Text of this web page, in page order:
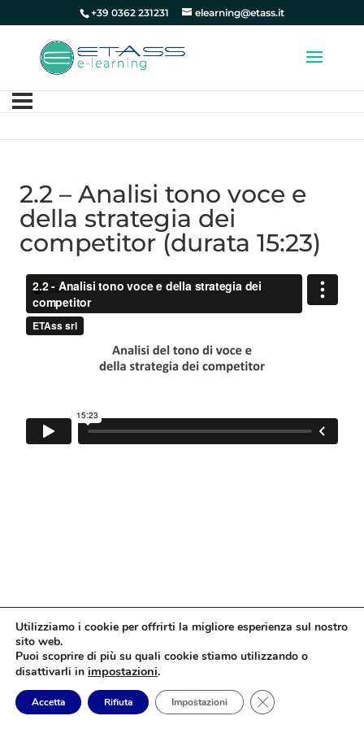
+39 0362 231231 elearning@etass.it
2.2 – Analisi tono voce e
della strategia dei
competitor (durata 15:23)
Utilizziamo i cookie per offrirti la migliore esperienza sul nostro
sito web.
Puoi scoprire di più su quali cookie stiamo utilizzando o
disattivarli in impostazioni.
Accetta Rifiuta Impostazioni Close GDPR